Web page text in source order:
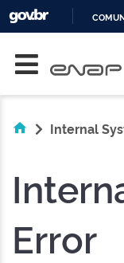
Internal
Error